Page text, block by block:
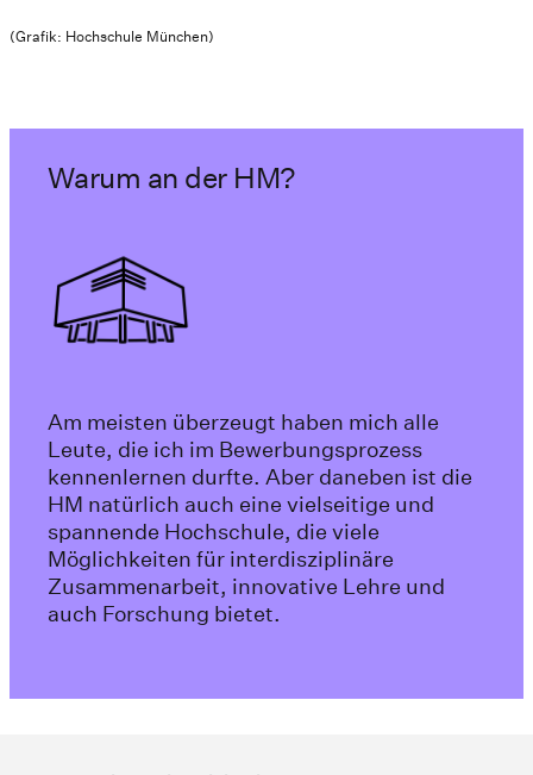
(Grafik: Hochschule München)
Warum an der HM?
Am meisten überzeugt haben mich alle
Leute, die ich im Bewerbungsprozess
kennenlernen durfte. Aber daneben ist die
HM natürlich auch eine vielseitige und
spannende Hochschule, die viele
Möglichkeiten für interdisziplinäre
Zusammenarbeit, innovative Lehre und
auch Forschung bietet.